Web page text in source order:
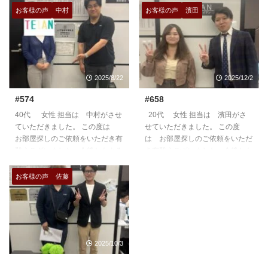
https://teian-enh.com/staff009/
https://teian-enh.com/staff005/
お客様の声 中村
2025/8/22
#574
40代 女性 担当は 中村がさせ
ていただきました。 この度は
お部屋探しのご依頼をいただき有
https://teian-enh.com/staff006/
お客様の声 濱田
2025/12/2
#658
20代 女性 担当は 濱田がさ
せていただきました。 この度
は お部屋探しのご依頼をいただ
お客様の声 佐藤
2025/10/3